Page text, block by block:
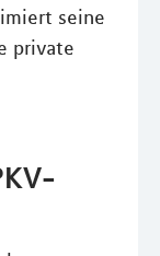
seine
private